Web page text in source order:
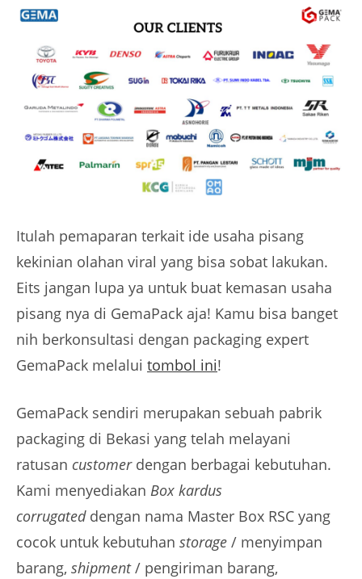
Itulah pemaparan terkait ide usaha pisang
kekinian olahan viral yang bisa sobat lakukan.
Eits jangan lupa ya untuk buat kemasan usaha
pisang nya di GemaPack aja! Kamu bisa banget
nih berkonsultasi dengan packaging expert
GemaPack melalui tombol ini!
GemaPack sendiri merupakan sebuah pabrik
packaging di Bekasi yang telah melayani
ratusan customerdengan berbagai kebutuhan.
Kami menyediakan Box kardus
corrugateddengan nama Master Box RSC yang
cocok untuk kebutuhan storage / menyimpan
barang, shipment/ pengiriman barang,